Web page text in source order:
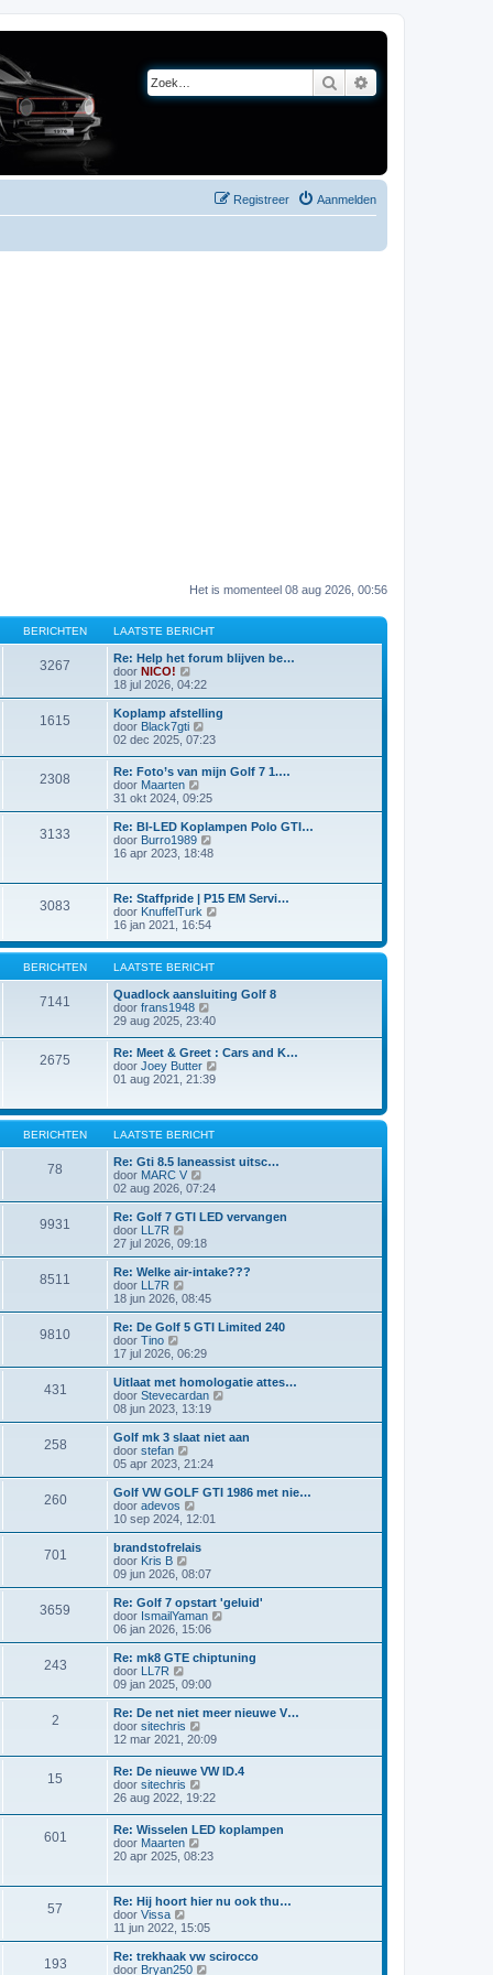
Zoek
Aanmelden
Registreer
Het is momenteel 08 aug 2026, 00:56
BERICHTEN LAATSTE BERICHT
3267
Re: Help het forum blijven be…
door NICO!
e
k
i
j
k
a
a
t
s
t
e
b
e
i
c
h
t
18 jul 2026, 04:22
1615
Koplamp afstelling
door Black7gti
e
j
k
l
a
a
t
s
e
b
e
r
c
h
02 dec 2025, 07:23
2308
Re: Foto’s van mijn Golf 7 1.…
door Maarten
e
k
i
j
k
t
s
t
e
b
e
r
c
h
t
31 okt 2024, 09:25
3133
Re: BI-LED Koplampen Polo GTI…
door Burro1989
e
j
k
l
a
t
t
e
e
r
c
h
16 apr 2023, 18:48
3083
Re: Staffpride | P15 EM Servi…
door KnuffelTurk
i
l
a
s
r
i
h
t
16 jan 2021, 16:54
BERICHTEN LAATSTE BERICHT
7141
Quadlock aansluiting Golf 8
door frans1948
e
j
k
l
a
t
s
t
e
e
r
i
t
29 aug 2025, 23:40
2675
Re: Meet & Greet : Cars and K…
door Joey Butter
j
a
a
t
e
r
i
t
01 aug 2021, 21:39
BERICHTEN LAATSTE BERICHT
78
Re: Gti 8.5 laneassist uitsc…
door MARC V
e
k
k
a
a
t
s
e
e
r
i
c
h
t
02 aug 2026, 07:24
9931
Re: Golf 7 GTI LED vervangen
door LL7R
e
k
i
k
a
a
t
s
e
b
e
r
i
c
h
t
27 jul 2026, 09:18
8511
Re: Welke air-intake???
door LL7R
e
k
i
k
a
t
s
e
b
e
r
i
c
h
t
18 jun 2026, 08:45
9810
Re: De Golf 5 GTI Limited 240
door Tino
e
k
i
j
k
a
a
t
s
e
b
e
r
i
c
h
t
17 jul 2026, 06:29
431
Uitlaat met homologatie attes…
door Stevecardan
k
i
a
a
r
i
t
08 jun 2023, 13:19
258
Golf mk 3 slaat niet aan
door stefan
e
k
i
j
k
a
a
t
s
e
b
e
r
h
t
05 apr 2023, 21:24
260
Golf VW GOLF GTI 1986 met nie…
door adevos
e
k
i
k
a
a
t
s
e
e
r
i
c
h
t
10 sep 2024, 12:01
701
brandstofrelais
door Kris B
e
k
i
j
k
a
a
t
s
e
b
e
r
i
c
h
09 jun 2026, 08:07
3659
Re: Golf 7 opstart 'geluid'
door IsmailYaman
k
i
a
t
e
r
i
06 jan 2026, 15:06
243
Re: mk8 GTE chiptuning
door LL7R
e
k
i
k
a
a
s
t
e
b
e
c
h
t
09 jan 2025, 09:00
2
Re: De net niet meer nieuwe V…
door sitechris
e
i
j
k
l
a
a
s
e
b
e
r
i
h
12 mar 2021, 20:09
15
Re: De nieuwe VW ID.4
door sitechris
e
i
j
k
l
a
t
t
e
b
e
26 aug 2022, 19:22
601
Re: Wisselen LED koplampen
door Maarten
e
j
k
l
a
a
t
20 apr 2025, 08:23
57
Re: Hij hoort hier nu ook thu…
door Vissa
e
k
j
11 jun 2022, 15:05
193
Re: trekhaak vw scirocco
door Bryan250